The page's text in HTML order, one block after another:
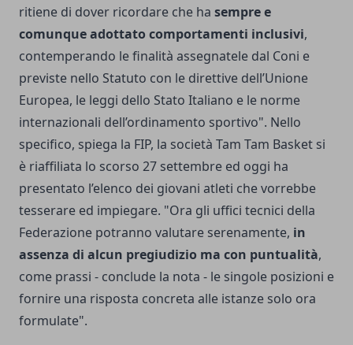
ritiene di dover ricordare che ha sempre e
comunque adottato comportamenti inclusivi,
contemperando le finalità assegnatele dal Coni e
previste nello Statuto con le direttive dell’Unione
Europea, le leggi dello Stato Italiano e le norme
internazionali dell’ordinamento sportivo". Nello
specifico, spiega la FIP, la società Tam Tam Basket si
è riaffiliata lo scorso 27 settembre ed oggi ha
presentato l’elenco dei giovani atleti che vorrebbe
tesserare ed impiegare. "Ora gli uffici tecnici della
Federazione potranno valutare serenamente, in
assenza di alcun pregiudizio ma con puntualità,
come prassi - conclude la nota - le singole posizioni e
fornire una risposta concreta alle istanze solo ora
formulate".